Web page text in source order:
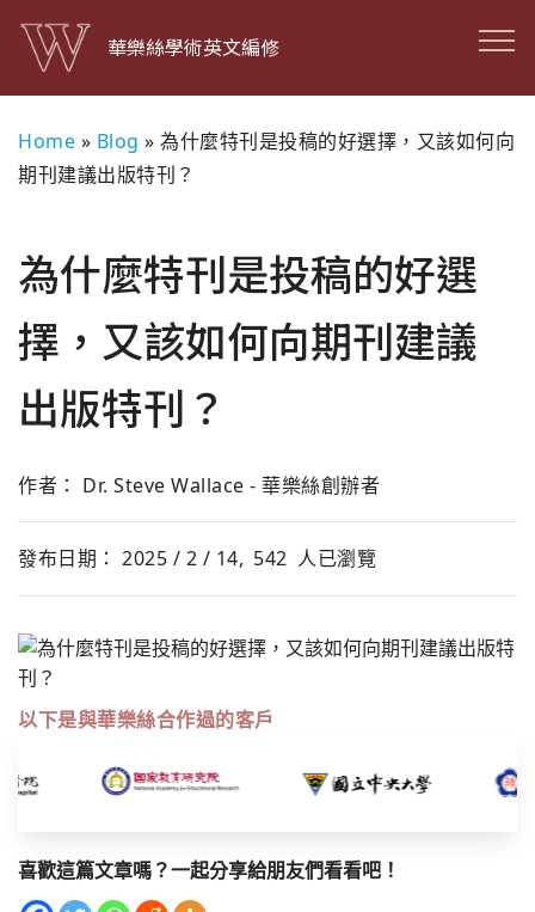
華樂絲學術英文編修
Home » Blog » 為什麼特刊是投稿的好選擇，又該如何向
期刊建議出版特刊？
為什麼特刊是投稿的好選
擇，又該如何向期刊建議
出版特刊？
作者： Dr. Steve Wallace - 華樂絲創辦者
發布日期： 2025 / 2 / 14, 542 人已瀏覽
以下是與華樂絲合作過的客戶
喜歡這篇文章嗎？一起分享給朋友們看看吧！